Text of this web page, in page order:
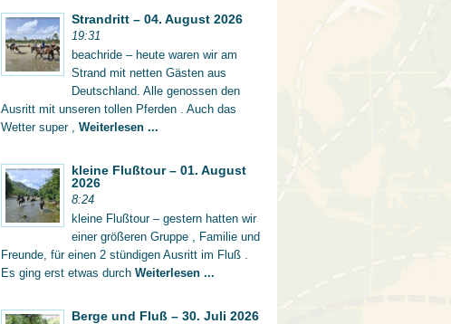
Strandritt – 04. August 2026
19:31
beachride – heute waren wir am
Strand mit netten Gästen aus
Deutschland. Alle genossen den
Ausritt mit unseren tollen Pferden . Auch das
Wetter super , Weiterlesen ...
kleine Flußtour – 01. August
2026
8:24
kleine Flußtour – gestern hatten wir
einer größeren Gruppe , Familie und
Freunde, für einen 2 stündigen Ausritt im Fluß .
Es ging erst etwas durch Weiterlesen ...
Berge und Fluß – 30. Juli 2026